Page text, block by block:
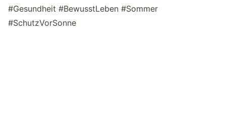
#Gesundheit #BewusstLeben #Sommer
#SchutzVorSonne